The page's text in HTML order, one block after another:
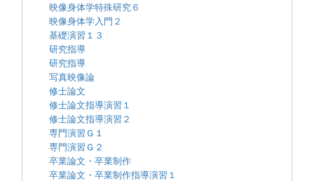
映像身体学特殊研究６
映像身体学入門２
基礎演習１３
研究指導
研究指導
写真映像論
修士論文
修士論文指導演習１
修士論文指導演習２
専門演習Ｇ１
専門演習Ｇ２
卒業論文・卒業制作
卒業論文・卒業制作指導演習１